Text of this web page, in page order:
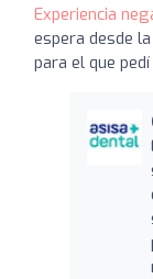
Experiencia
espera desde
para el que